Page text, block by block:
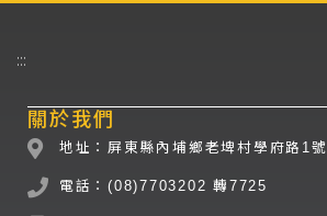
:::
關於我們
地址：屏東縣內埔鄉老埤村學府路1
電話：(08)7703202 轉7725